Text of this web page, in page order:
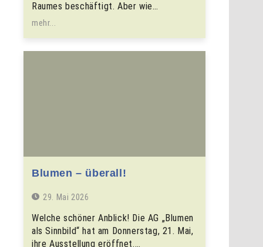
Raumes beschäftigt. Aber wie…
mehr...
Blumen – überall!
29. Mai 2026
Welche schöner Anblick! Die AG „Blumen
als Sinnbild“ hat am Donnerstag, 21. Mai,
ihre Ausstellung eröffnet.…